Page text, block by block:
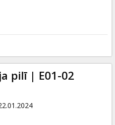
pilī | E01-02